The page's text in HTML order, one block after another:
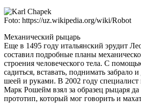
Foto: https://uz.wikipedia.org/wiki/Robot
Механический рыцарь
Еще в 1495 году итальянский эрудит
составил подробные планы
строения человеческого тела. С
садиться, вставать, поднимать забрало
шеей и руками. В 2002 году специалист
Марк Рошейм взял за образец рыцаря
прототип, который мог говорить и